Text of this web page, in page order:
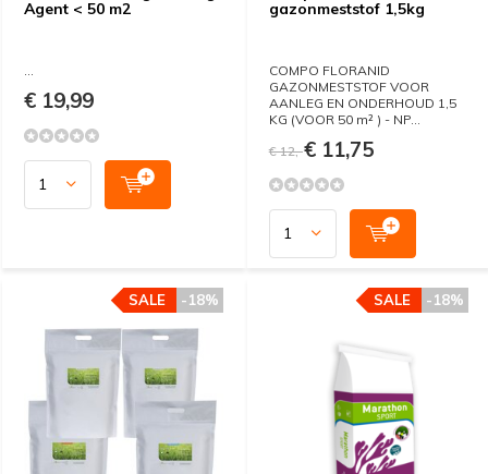
Agent < 50 m2
€ 19,99
gazonmeststof 1,5kg
COMPO FLORANID
GAZONMESTSTOF VOOR
AANLEG EN ONDERHOUD 1,5
KG (VOOR 50 m² ) - NP...
€ 12,-€ 11,75
-18%
SALE -18%
SALE